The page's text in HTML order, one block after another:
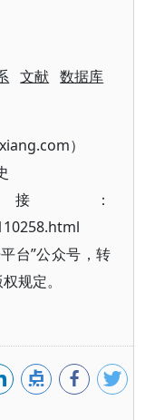
文献 数据库
）
：
台”公众号，转
规定。